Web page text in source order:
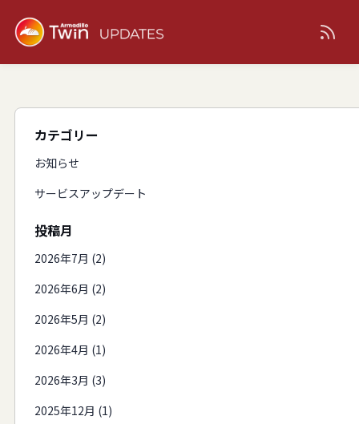
カテゴリー
お知らせ
サービスアップデート
投稿月
2026年7月 (2)
2026年6月 (2)
2026年5月 (2)
2026年4月 (1)
2026年3月 (3)
2025年12月 (1)